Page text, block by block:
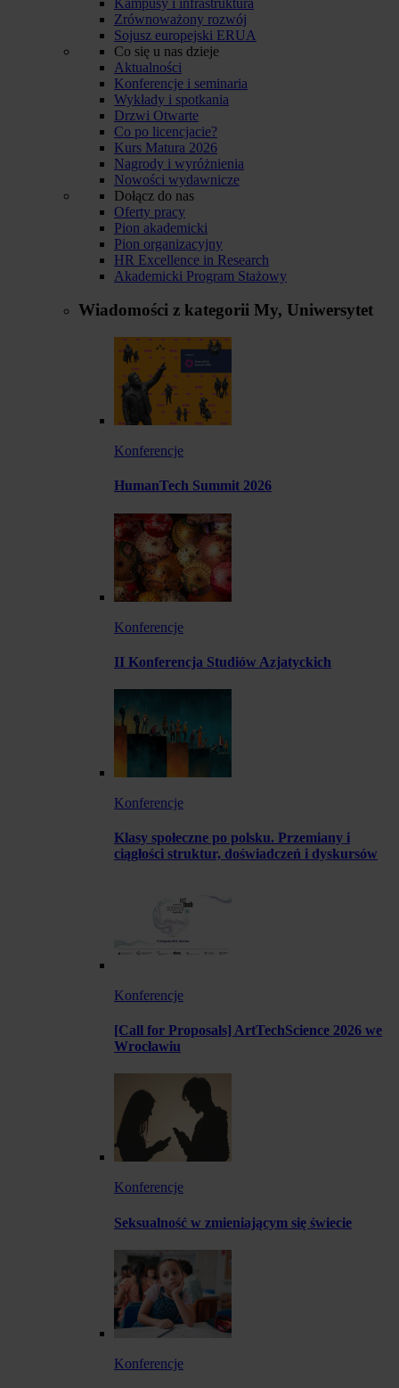
Zrównoważony rozwój
Sojusz europejski ERUA
Co się u nas dzieje
Aktualności
Konferencje i seminaria
Wykłady i spotkania
Drzwi Otwarte
Co po licencjacie?
Kurs Matura 2026
Nagrody i wyróżnienia
Nowości wydawnicze
Dołącz do nas
Oferty pracy
Pion akademicki
Pion organizacyjny
HR Excellence in Research
Akademicki Program Stażowy
Wiadomości z kategorii My, Uniwersytet
Konferencje
HumanTech Summit 2026
Konferencje
II Konferencja Studiów Azjatyckich
Konferencje
Klasy społeczne po polsku. Przemiany i
ciągłości struktur, doświadczeń i dyskursów
Konferencje
[Call for Proposals] ArtTechScience 2026 we
Wrocławiu
Konferencje
Seksualność w zmieniającym się świecie
Konferencje